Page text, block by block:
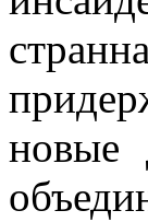
новые